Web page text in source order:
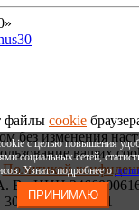
с целью повышения
социальных сетей,
Узнать подробнее о
ПРИНИМАЮ
файлы cookie
без изменения
ваших
Политикой
В., ИНН
306246636300031